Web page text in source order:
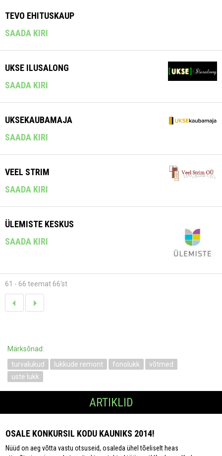
TEVO EHITUSKAUP
SAADA KIRI
UKSE ILUSALONG
SAADA KIRI
UKSEKAUBAMAJA
SAADA KIRI
VEEL STRIM
SAADA KIRI
ÜLEMISTE KESKUS
SAADA KIRI
61 - 66 teemat 66'st
Märksõnad:
turvalukud
lukkude remont fonolukk
võtmed
uste lukk
ARTIKLID
OSALE KONKURSIL KODU KAUNIKS 2014!
Nüüd on aeg võtta vastu otsuseid, osaleda ühel tõeliselt heas